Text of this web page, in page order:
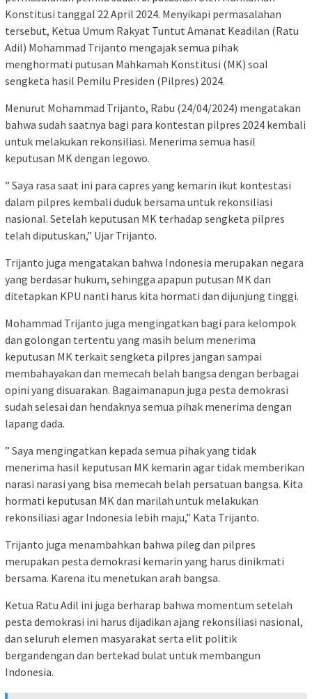
Konstitusi tanggal 22 April 2024. Menyikapi permasalahan
tersebut, Ketua Umum Rakyat Tuntut Amanat Keadilan (Ratu
Adil) Mohammad Trijanto mengajak semua pihak
menghormati putusan Mahkamah Konstitusi (MK) soal
sengketa hasil Pemilu Presiden (Pilpres) 2024.
Menurut Mohammad Trijanto, Rabu (24/04/2024) mengatakan
bahwa sudah saatnya bagi para kontestan pilpres 2024 kembali
untuk melakukan rekonsiliasi. Menerima semua hasil
keputusan MK dengan legowo.
” Saya rasa saat ini para capres yang kemarin ikut kontestasi
dalam pilpres kembali duduk bersama untuk rekonsiliasi
nasional. Setelah keputusan MK terhadap sengketa pilpres
telah diputuskan,” Ujar Trijanto.
Trijanto juga mengatakan bahwa Indonesia merupakan negara
yang berdasar hukum, sehingga apapun putusan MK dan
ditetapkan KPU nanti harus kita hormati dan dijunjung tinggi.
Mohammad Trijanto juga mengingatkan bagi para kelompok
dan golongan tertentu yang masih belum menerima
keputusan MK terkait sengketa pilpres jangan sampai
membahayakan dan memecah belah bangsa dengan berbagai
opini yang disuarakan. Bagaimanapun juga pesta demokrasi
sudah selesai dan hendaknya semua pihak menerima dengan
lapang dada.
” Saya mengingatkan kepada semua pihak yang tidak
menerima hasil keputusan MK kemarin agar tidak memberikan
narasi narasi yang bisa memecah belah persatuan bangsa. Kita
hormati keputusan MK dan marilah untuk melakukan
rekonsiliasi agar Indonesia lebih maju,” Kata Trijanto.
Trijanto juga menambahkan bahwa pileg dan pilpres
merupakan pesta demokrasi kemarin yang harus dinikmati
bersama. Karena itu menetukan arah bangsa.
Ketua Ratu Adil ini juga berharap bahwa momentum setelah
pesta demokrasi ini harus dijadikan ajang rekonsiliasi nasional,
dan seluruh elemen masyarakat serta elit politik
bergandengan dan bertekad bulat untuk membangun
Indonesia.